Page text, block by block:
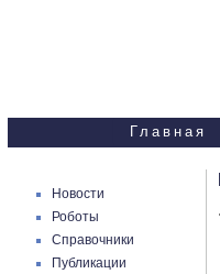
Главная
Новости
Роботы
Справочники
Публикации